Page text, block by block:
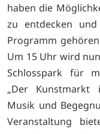
haben die
zu entdecken
Programm
Um 15 Uhr wird
Schlosspark für
„Der Kunstmarkt
Musik und
Veranstaltung